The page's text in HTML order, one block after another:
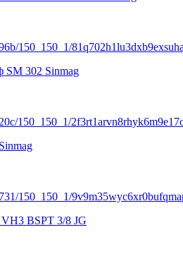
302 Sinmag
BSPT 3/8 JG